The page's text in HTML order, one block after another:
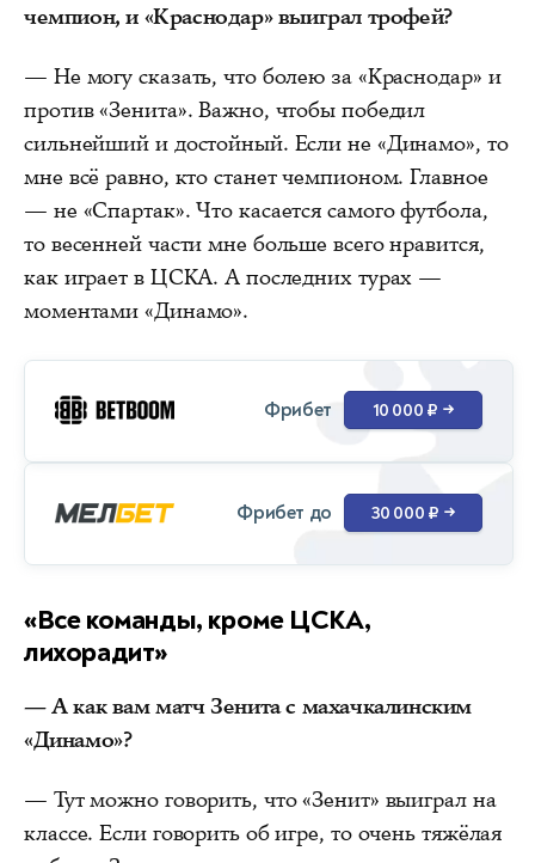
чемпион, и «Краснодар» выиграл трофей?
— Не могу сказать, что болею за «Краснодар» и
против «Зенита». Важно, чтобы победил
сильнейший и достойный. Если не «Динамо», то
мне всё равно, кто станет чемпионом. Главное
— не «Спартак». Что касается самого футбола,
то весенней части мне больше всего нравится,
как играет в ЦСКА. А последних турах —
моментами «Динамо».
Фрибет 10 000 ₽ →
Фрибет до 30 000 ₽ →
«Все команды, кроме ЦСКА,
лихорадит»
— А как вам матч Зенита с махачкалинским
«Динамо»?
— Тут можно говорить, что «Зенит» выиграл на
классе. Если говорить об игре, то очень тяжёлая